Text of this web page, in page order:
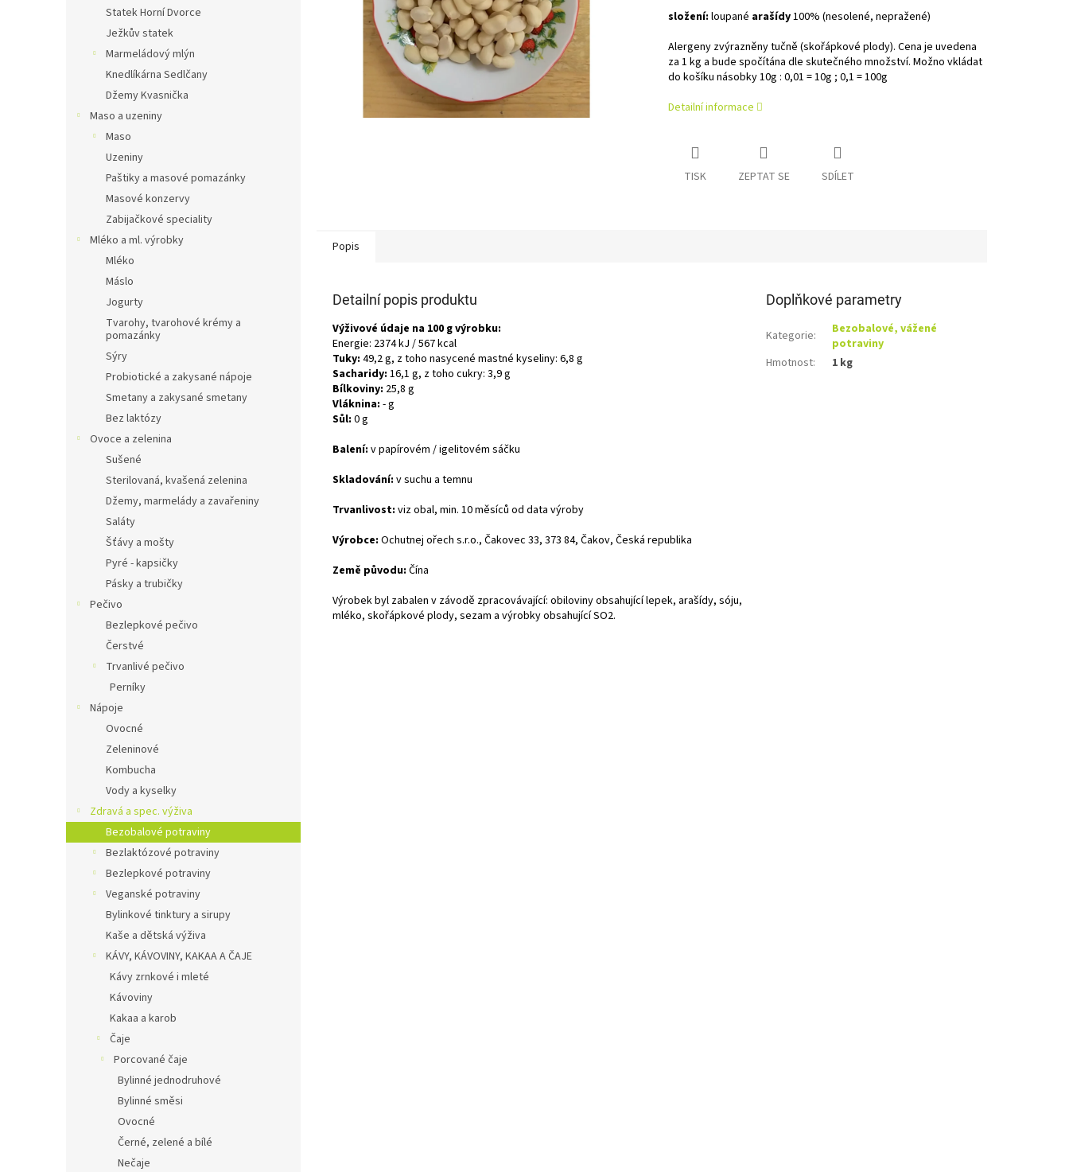
Statek Horní Dvorce
Ježkův statek
Marmeládový mlýn
Knedlíkárna Sedlčany
Džemy Kvasnička
Maso a uzeniny
Maso
Uzeniny
Paštiky a masové pomazánky
Masové konzervy
Zabijačkové speciality
Mléko a ml. výrobky
Mléko
Máslo
Jogurty
Tvarohy, tvarohové krémy a
pomazánky
Sýry
Probiotické a zakysané nápoje
Smetany a zakysané smetany
Bez laktózy
Ovoce a zelenina
Sušené
Sterilovaná, kvašená zelenina
Džemy, marmelády a zavařeniny
Saláty
Šťávy a mošty
Pyré - kapsičky
Pásky a trubičky
Pečivo
Bezlepkové pečivo
Čerstvé
Trvanlivé pečivo
Perníky
Nápoje
Ovocné
Zeleninové
Kombucha
Vody a kyselky
Zdravá a spec. výživa
Bezobalové potraviny
Bezlaktózové potraviny
Bezlepkové potraviny
Veganské potraviny
Bylinkové tinktury a sirupy
Kaše a dětská výživa
KÁVY, KÁVOVINY, KAKAA A ČAJE
Kávy zrnkové i mleté
Kávoviny
Kakaa a karob
Čaje
Porcované čaje
Bylinné jednodruhové
Bylinné směsi
Ovocné
Černé, zelené a bílé
Nečaje
složení: loupané arašídy100% (nesolené, nepražené)
Alergeny zvýrazněny tučně (skořápkové plody). Cena je uvedena
za 1 kg a bude spočítána dle skutečného množství. Možno vkládat
do košíku násobky 10g : 0,01 = 10g ; 0,1 = 100g
Detailní informace
TISK ZEPTAT SE SDÍLET
Popis
Detailní popis produktu
Výživové údaje na 100 g výrobku:
Energie: 2374 kJ / 567 kcal
Tuky: 49,2 g, z toho nasycené mastné kyseliny: 6,8 g
Sacharidy: 16,1 g, z toho cukry: 3,9 g
Bílkoviny: 25,8 g
Vláknina: - g
Sůl: 0 g
Balení: v papírovém / igelitovém sáčku
Skladování: v suchu a temnu
Trvanlivost: viz obal, min. 10 měsíců od data výroby
Výrobce: Ochutnej ořech s.r.o., Čakovec 33, 373 84, Čakov, Česká republika
Země původu: Čína
Výrobek byl zabalen v závodě zpracovávající: obiloviny obsahující lepek, arašídy, sóju,
mléko, skořápkové plody, sezam a výrobky obsahující SO2.
Doplňkové parametry
Kategorie:
Bezobalové, vážené
potraviny
Hmotnost: 1 kg